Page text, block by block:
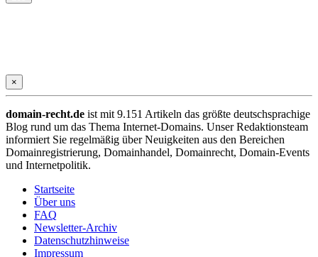
×
domain-recht.de ist mit 9.151 Artikeln das größte deutschsprachige
Blog rund um das Thema Internet-Domains. Unser Redaktionsteam
informiert Sie regelmäßig über Neuigkeiten aus den Bereichen
Domainregistrierung, Domainhandel, Domainrecht, Domain-Events
und Internetpolitik.
Startseite
Über uns
FAQ
Newsletter-Archiv
Datenschutzhinweise
Impressum